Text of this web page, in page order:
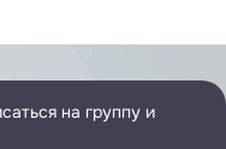
на группу и